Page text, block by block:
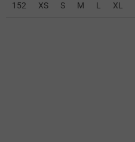
152 XS S M L XL